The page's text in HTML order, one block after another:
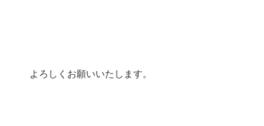
よろしくお願いいたします。